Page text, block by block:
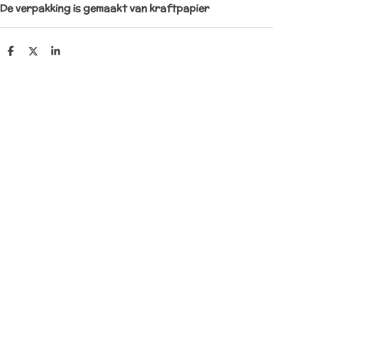
De verpakking is gemaakt van kraftpapier
D
D
S